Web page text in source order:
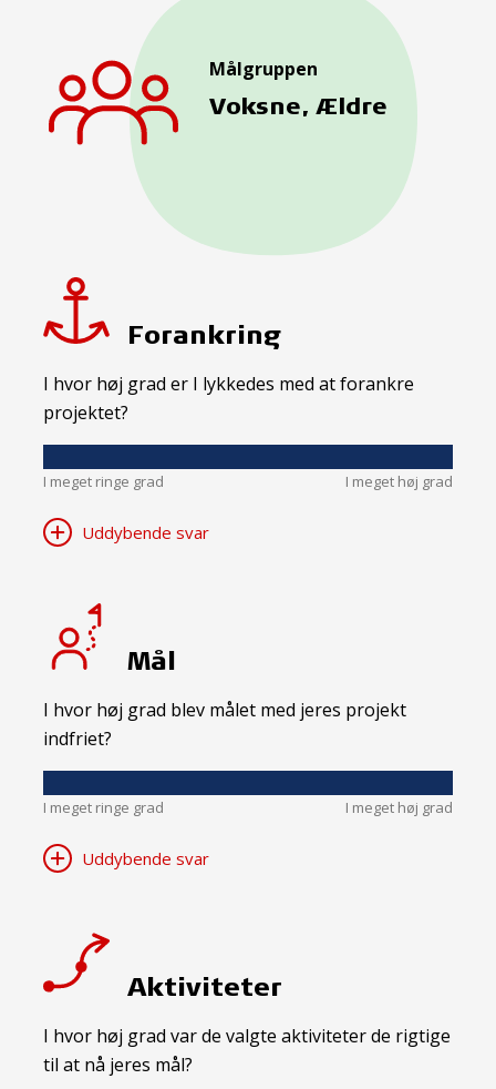
Målgruppen
Voksne, Ældre
Forankring
I hvor høj grad er I lykkedes med at forankre
projektet?
I meget ringe grad I meget høj grad
Uddybende svar
Mål
I hvor høj grad blev målet med jeres projekt
indfriet?
I meget ringe grad I meget høj grad
Uddybende svar
Aktiviteter
I hvor høj grad var de valgte aktiviteter de rigtige
til at nå jeres mål?